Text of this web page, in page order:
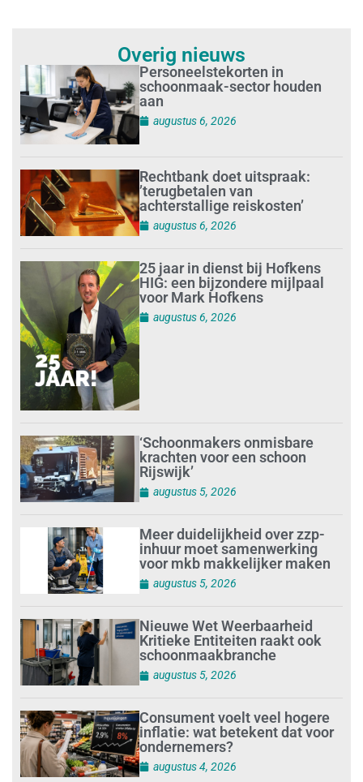
Overig nieuws
Personeelstekorten in
schoonmaak-sector houden
aan
augustus 6, 2026
Rechtbank doet uitspraak:
’terugbetalen van
achterstallige reiskosten’
augustus 6, 2026
25 jaar in dienst bij Hofkens
HIG: een bijzondere mijlpaal
voor Mark Hofkens
augustus 6, 2026
‘Schoonmakers onmisbare
krachten voor een schoon
Rijswijk’
augustus 5, 2026
Meer duidelijkheid over zzp-
inhuur moet samenwerking
voor mkb makkelijker maken
augustus 5, 2026
Nieuwe Wet Weerbaarheid
Kritieke Entiteiten raakt ook
schoonmaakbranche
augustus 5, 2026
Consument voelt veel hogere
inflatie: wat betekent dat voor
ondernemers?
augustus 4, 2026